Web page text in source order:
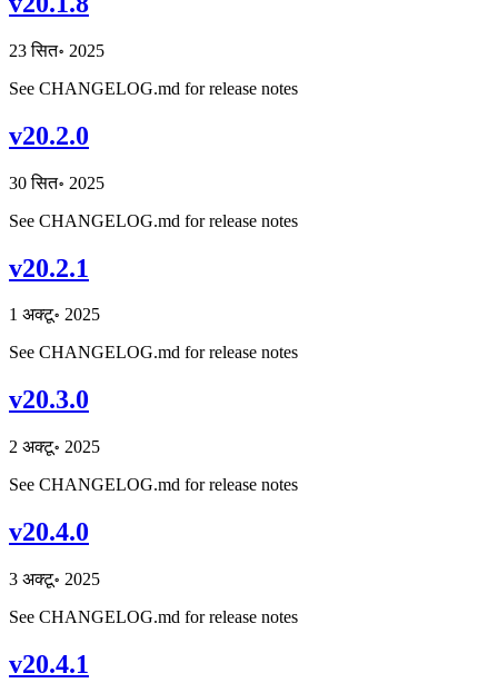
23 सित॰ 2025
See CHANGELOG.md for release notes
v20.2.0
30 सित॰ 2025
See CHANGELOG.md for release notes
v20.2.1
1 अक्टू॰ 2025
See CHANGELOG.md for release notes
v20.3.0
2 अक्टू॰ 2025
See CHANGELOG.md for release notes
v20.4.0
3 अक्टू॰ 2025
See CHANGELOG.md for release notes
v20.4.1